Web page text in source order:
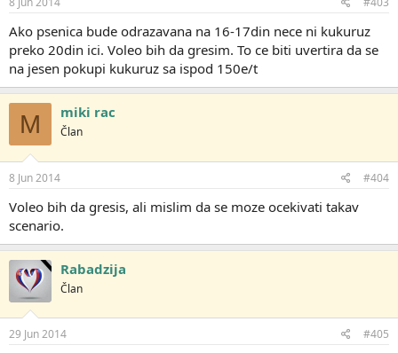
:
Ako psenica bude odrazavana na 16-17din nece ni kukuruz
preko 20din ici. Voleo bih da gresim. To ce biti uvertira da se
na jesen pokupi kukuruz sa ispod 150e/t
M miki rac
Član
8 Jun 2014 #404
Voleo bih da gresis, ali mislim da se moze ocekivati takav
scenario.
Rabadzija
Član
29 Jun 2014 #405